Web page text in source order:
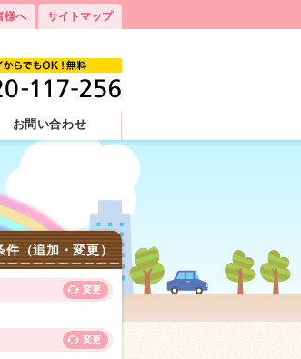
様へ サイトマップ
お問い合わせ
（追加・変更）
変更
変更